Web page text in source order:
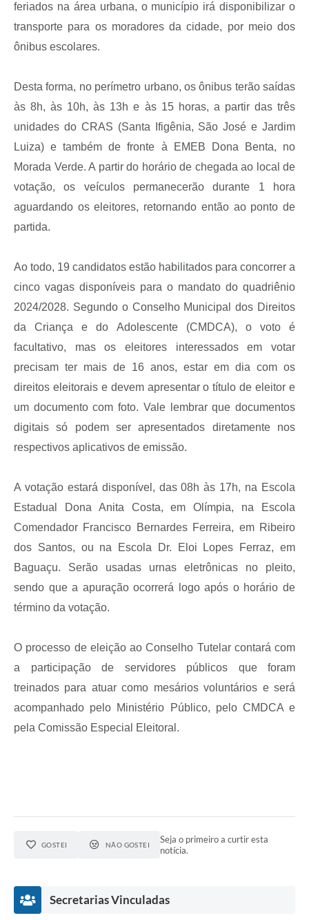
feriados na área urbana, o município irá disponibilizar o
transporte para os moradores da cidade, por meio dos
ônibus escolares.
Desta forma, no perímetro urbano, os ônibus terão saídas
às 8h, às 10h, às 13h e às 15 horas, a partir das três
unidades do CRAS (Santa Ifigênia, São José e Jardim
Luiza) e também de fronte à EMEB Dona Benta, no
Morada Verde. A partir do horário de chegada ao local de
votação, os veículos permanecerão durante 1 hora
aguardando os eleitores, retornando então ao ponto de
partida.
Ao todo, 19 candidatos estão habilitados para concorrer a
cinco vagas disponíveis para o mandato do quadriênio
2024/2028. Segundo o Conselho Municipal dos Direitos
da Criança e do Adolescente (CMDCA), o voto é
facultativo, mas os eleitores interessados em votar
precisam ter mais de 16 anos, estar em dia com os
direitos eleitorais e devem apresentar o título de eleitor e
um documento com foto. Vale lembrar que documentos
digitais só podem ser apresentados diretamente nos
respectivos aplicativos de emissão.
A votação estará disponível, das 08h às 17h, na Escola
Estadual Dona Anita Costa, em Olímpia, na Escola
Comendador Francisco Bernardes Ferreira, em Ribeiro
dos Santos, ou na Escola Dr. Eloi Lopes Ferraz, em
Baguaçu. Serão usadas urnas eletrônicas no pleito,
sendo que a apuração ocorrerá logo após o horário de
término da votação.
O processo de eleição ao Conselho Tutelar contará com
a participação de servidores públicos que foram
treinados para atuar como mesários voluntários e será
acompanhado pelo Ministério Público, pelo CMDCA e
pela Comissão Especial Eleitoral.
GOSTEI NÃO GOSTEI
Seja o primeiro a curtir esta
notícia.
Secretarias Vinculadas